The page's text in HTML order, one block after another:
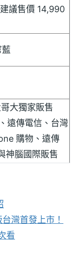
議售價 14,990
大獨家販售
遠傳電信、台灣
購物、遠傳
神腦國際販售
灣首發上市！
看